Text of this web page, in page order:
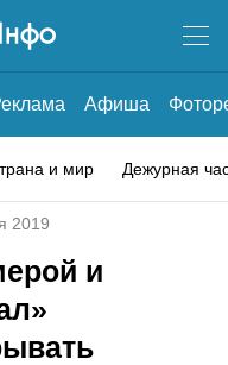
Афиша
и мир Дежурная
2019
и